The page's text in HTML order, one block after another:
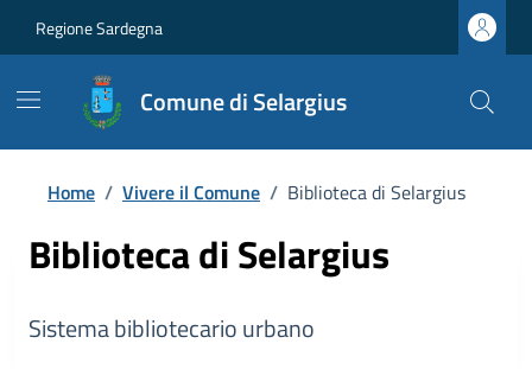
Regione Sardegna
Comune di Selargius
Home / Vivere il Comune / Biblioteca di Selargius
Biblioteca di Selargius
Sistema bibliotecario urbano